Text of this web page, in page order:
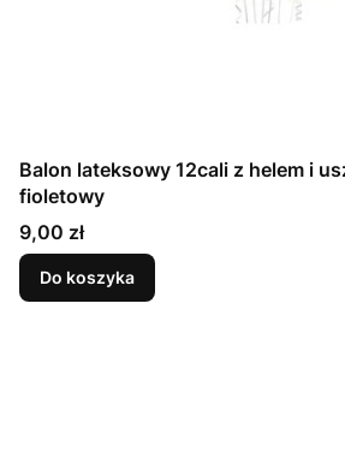
Balon lateksowy 12cali z helem i
fioletowy
Cena
9,00 zł
Do koszyka